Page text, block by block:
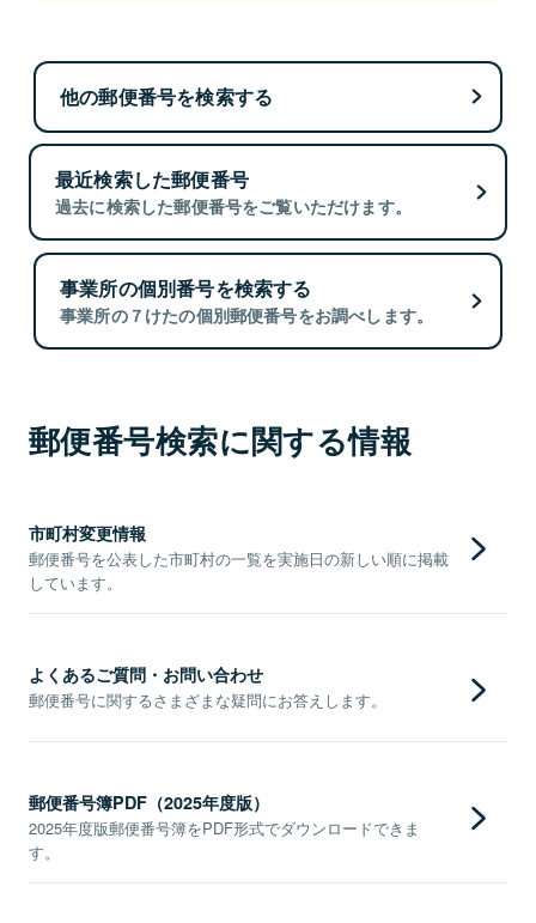
他の郵便番号を検索する
最近検索した郵便番号
過去に検索した郵便番号をご覧いただけます。
事業所の個別番号を検索する
事業所の７けたの個別郵便番号をお調べします。
郵便番号検索に関する情報
市町村変更情報
郵便番号を公表した市町村の一覧を実施日の新しい順に掲載
しています。
よくあるご質問・お問い合わせ
郵便番号に関するさまざまな疑問にお答えします。
郵便番号簿PDF（2025年度版）
2025年度版郵便番号簿をPDF形式でダウンロードできま
す。